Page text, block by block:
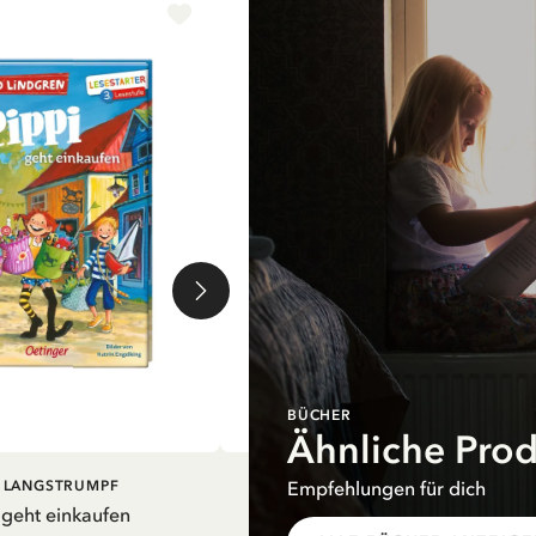
BÜCHER
Ähnliche
Empfehlungen für dich
WARENKORB
einkaufen
LANGSTRUMPF IN DEN WARENKORB
Mein Schulstart. Countdown zur
PIPPI LANGSTRUMPF